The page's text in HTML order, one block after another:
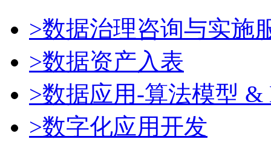
>数据治理咨询与实施
>数据资产入表
>数据应用-算法模型 &
>数字化应用开发